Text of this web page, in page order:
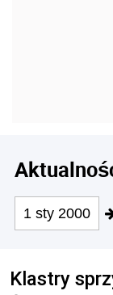
1 sty 2000
Klastry